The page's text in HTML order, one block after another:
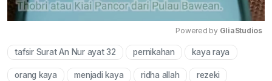
Mute
Powered by GliaStudios
tafsir Surat An Nur ayat 32 pernikahan kaya raya
orang kaya menjadi kaya ridha allah rezeki